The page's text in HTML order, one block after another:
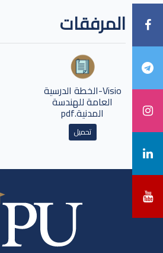
المرفقات
Visio-الخطة الدرسية
العامة للهندسة
المدنية.pdf
تحميل